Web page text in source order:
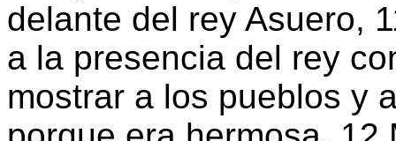
delante del rey Asuero,
a la presencia del rey
mostrar a los pueblos y